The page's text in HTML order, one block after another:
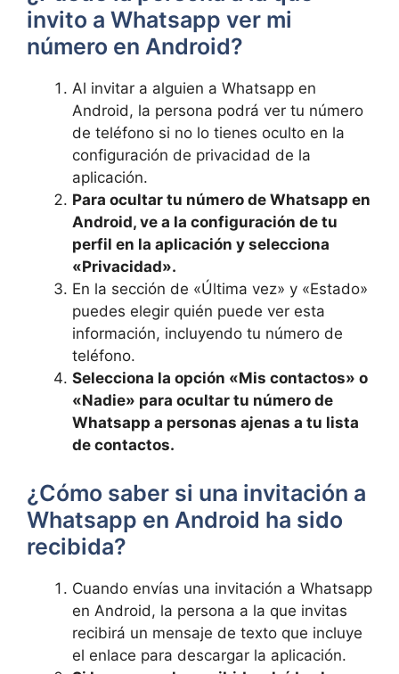
invito a Whatsapp ver mi
número en Android?
Al invitar a alguien a Whatsapp en
Android, la persona podrá ver tu número
de teléfono si no lo tienes oculto en la
configuración de privacidad de la
aplicación.
Para ocultar tu número de Whatsapp en
Android, ve a la configuración de tu
perfil en la aplicación y selecciona
«Privacidad».
En la sección de «Última vez» y «Estado»
puedes elegir quién puede ver esta
información, incluyendo tu número de
teléfono.
Selecciona la opción «Mis contactos» o
«Nadie» para ocultar tu número de
Whatsapp a personas ajenas a tu lista
de contactos.
¿Cómo saber si una invitación a
Whatsapp en Android ha sido
recibida?
Cuando envías una invitación a Whatsapp
en Android, la persona a la que invitas
recibirá un mensaje de texto que incluye
el enlace para descargar la aplicación.